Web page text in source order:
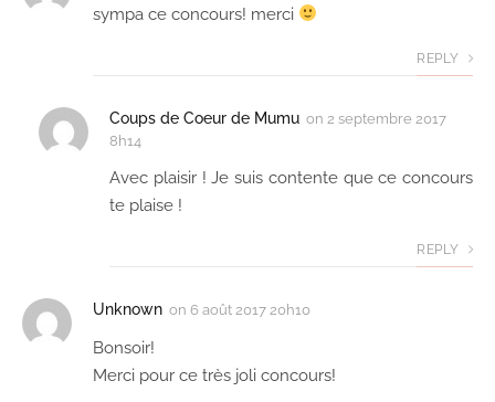
sympa ce concours! merci
REPLY
Coups de Coeur de Mumu on 2 septembre 2017
8h14
Avec plaisir ! Je suis contente que ce concours
te plaise !
REPLY
Unknown on 6 août 2017 20h10
Bonsoir!
Merci pour ce très joli concours!